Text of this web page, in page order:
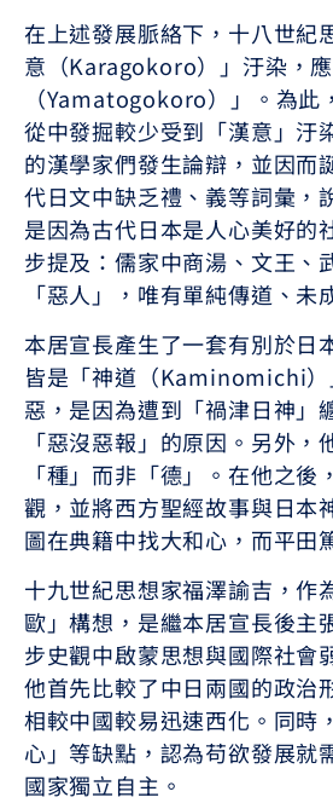
在上述發展脈絡下，十八世紀
意（Karagokoro）」汙染，
（Yamatogokoro）」。為
從中發掘較少受到「漢意」汙
的漢學家們發生論辯，並因而
代日文中缺乏禮、義等詞彙，
是因為古代日本是人心美好的
步提及：儒家中商湯、文王、
「惡人」，唯有單純傳道、未
本居宣長產生了一套有別於日
皆是「神道（Kaminomichi
惡，是因為遭到「禍津日神」
「惡沒惡報」的原因。另外
「種」而非「德」。在他之
觀，並將西方聖經故事與日本
圖在典籍中找大和心，而平田
十九世紀思想家福澤諭吉，作
歐」構想，是繼本居宣長後主
步史觀中啟蒙思想與國際社會
他首先比較了中日兩國的政治
相較中國較易迅速西化。同時
心」等缺點，認為苟欲發展就
國家獨立自主。